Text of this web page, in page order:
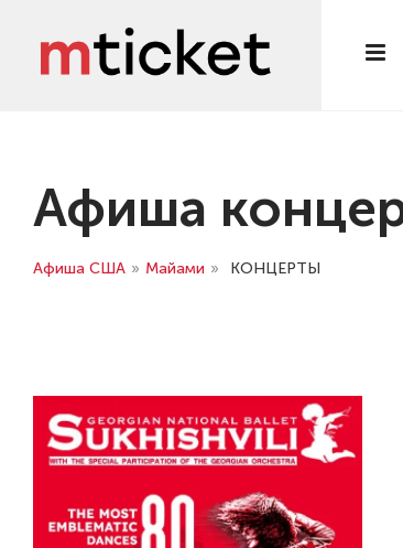
Афиша
Афиша США » Майами » КОНЦЕРТЫ